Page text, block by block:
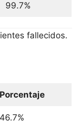
99.7%
fallecidos.
Porcentaje
46.7%